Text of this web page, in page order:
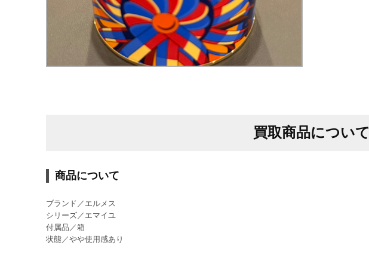
買取商品について
商品について
ブランド／エルメス
シリーズ／エマイユ
付属品／箱
状態／やや使用感あり